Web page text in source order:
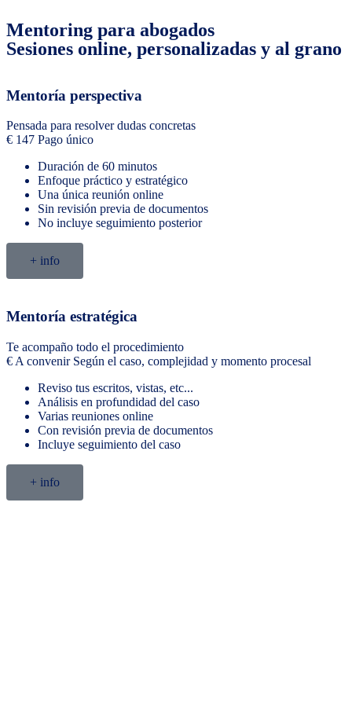
Mentoring para abogados
Sesiones online, personalizadas y al grano
Mentoría perspectiva
Pensada para resolver dudas concretas
€ 147 Pago único
Duración de 60 minutos
Enfoque práctico y estratégico
Una única reunión online
Sin revisión previa de documentos
No incluye seguimiento posterior
+ info
Mentoría estratégica
Te acompaño todo el procedimiento
€ A convenir Según el caso, complejidad y momento procesal
Reviso tus escritos, vistas, etc...
Análisis en profundidad del caso
Varias reuniones online
Con revisión previa de documentos
Incluye seguimiento del caso
+ info